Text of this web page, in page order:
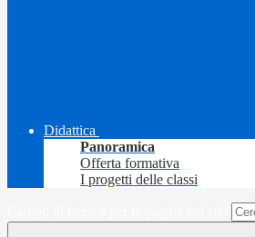
Didattica
Panoramica
Offerta formativa
I progetti delle classi